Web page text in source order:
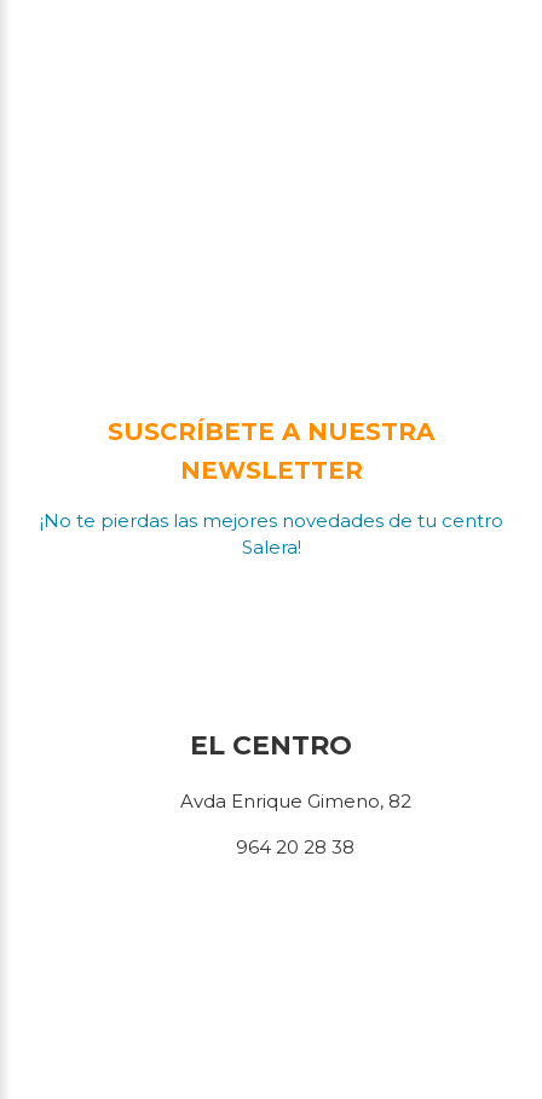
SUSCRÍBETE A NUESTRA
NEWSLETTER
¡No te pierdas las mejores novedades de tu centro
Salera!
EL CENTRO
Avda Enrique Gimeno, 82
964 20 28 38